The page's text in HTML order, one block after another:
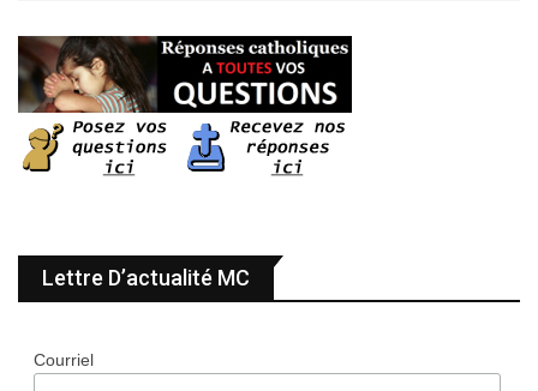
Lettre D’actualité MC
Courriel